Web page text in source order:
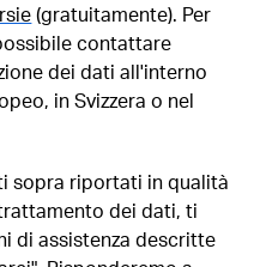
(gratuitamente). Per
contattare
dei dati all'interno
in Svizzera o nel
sopra riportati in qualità
dei dati, ti
di assistenza descritte